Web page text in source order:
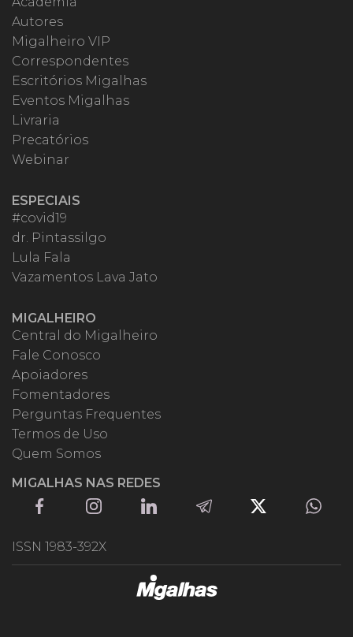
Autores
Migalheiro VIP
Correspondentes
Escritórios Migalhas
Eventos Migalhas
Livraria
Precatórios
Webinar
ESPECIAIS
#covid19
dr. Pintassilgo
Lula Fala
Vazamentos Lava Jato
MIGALHEIRO
Central do Migalheiro
Fale Conosco
Apoiadores
Fomentadores
Perguntas Frequentes
Termos de Uso
Quem Somos
MIGALHAS NAS REDES
ISSN 1983-392X